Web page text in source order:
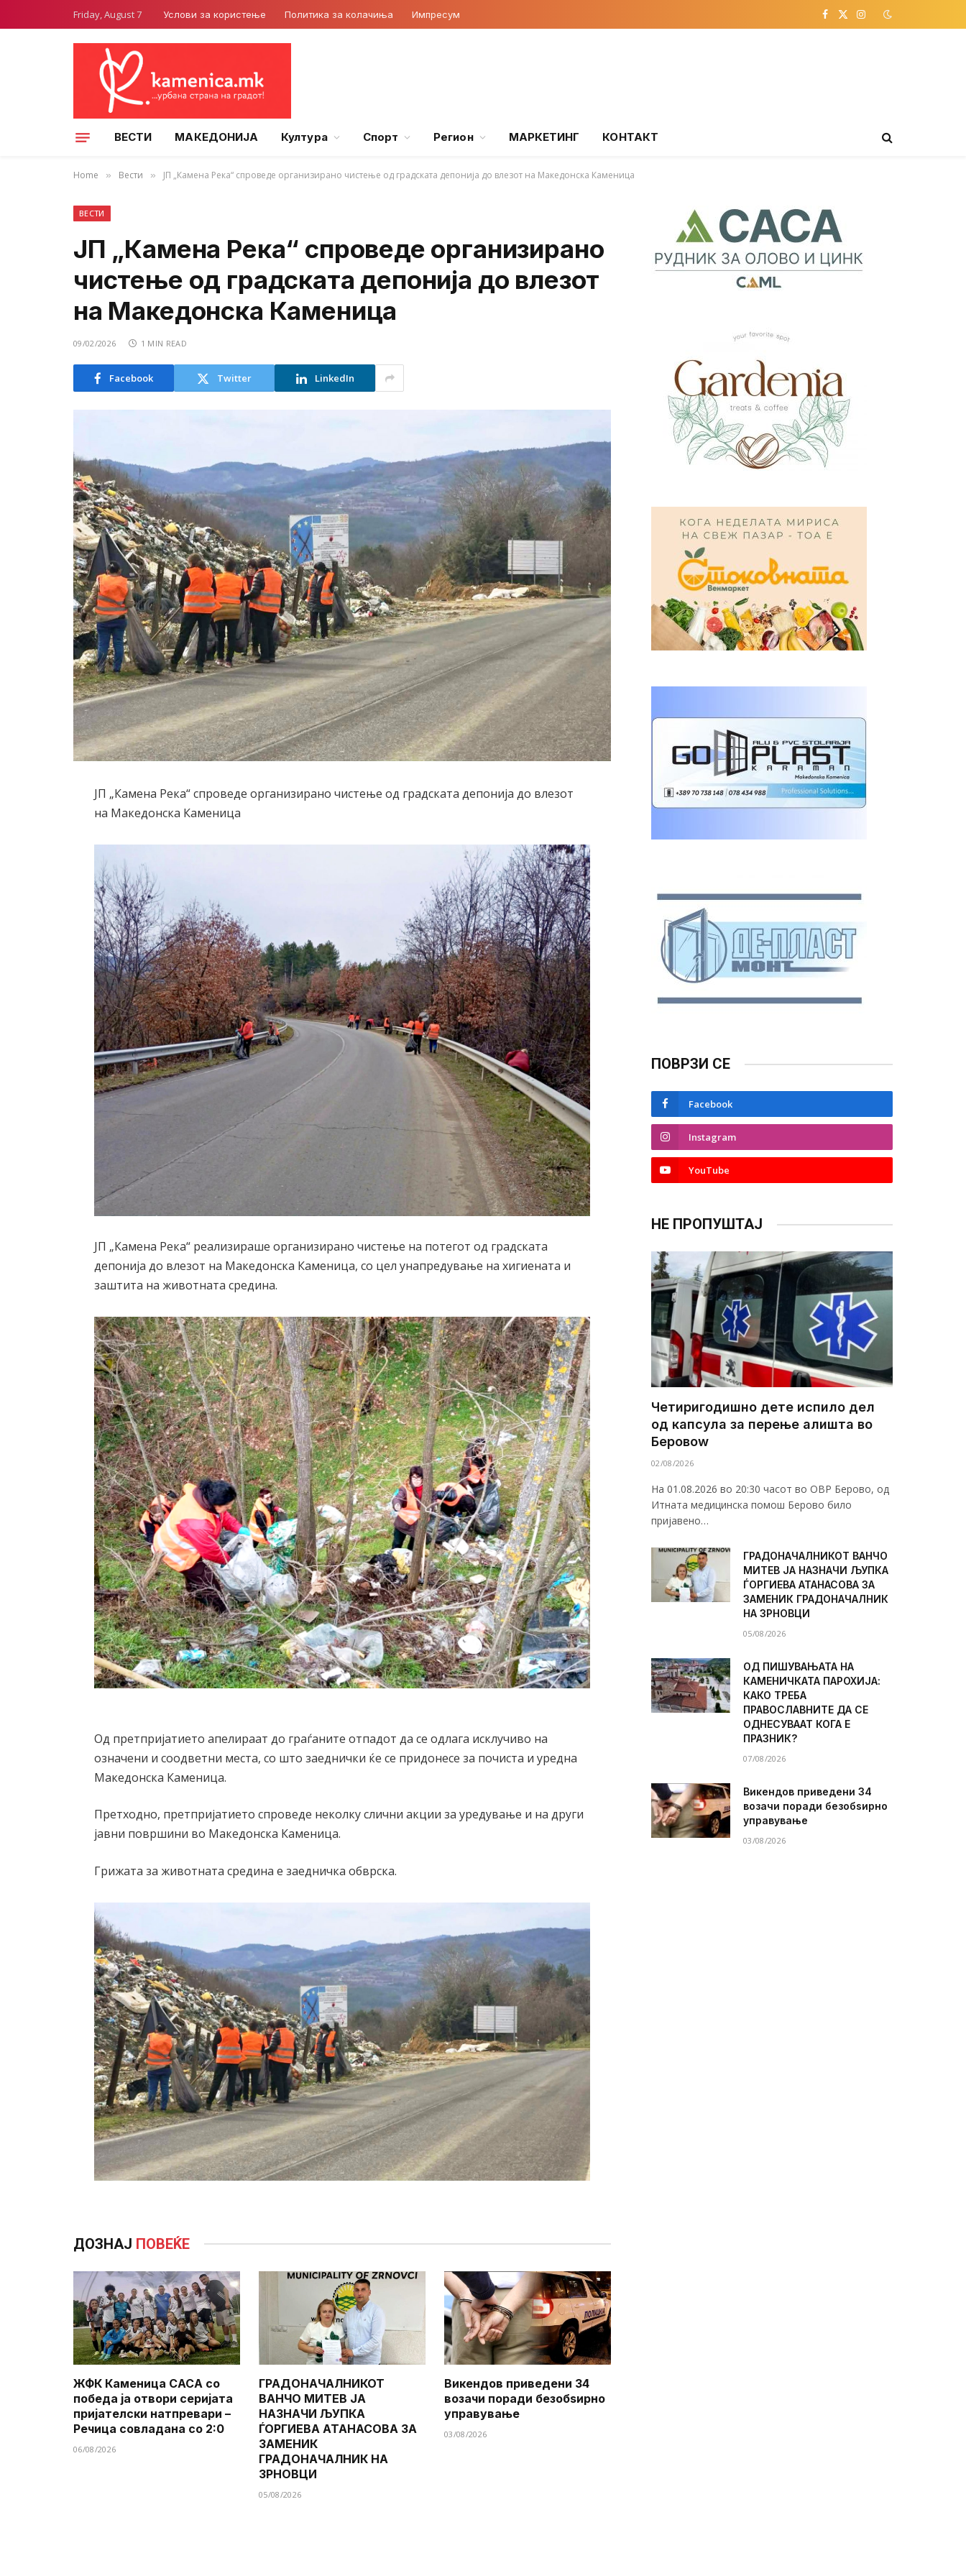
Friday, August 7 Услови за користење Политика за колачиња Импресум Facebook
X
Instagram
ВЕСТИ МАКЕДОНИЈА Култура Спорт Регион МАРКЕТИНГ КОНТАКТ
Home » Вести » ЈП „Камена Река“ спроведе организирано чистење од градската депонија до влезот на Македонска Каменица
ВЕСТИ
ЈП „Камена Река“ спроведе организирано
чистење од градската депонија до влезот
на Македонска Каменица
09/02/2026 1 MIN READ
Facebook Twitter LinkedIn
ЈП „Камена Река“ спроведе организирано чистење од градската депонија до влезот
на Македонска Каменица
ЈП „Камена Река“ реализираше организирано чистење на потегот од градската
депонија до влезот на Македонска Каменица, со цел унапредување на хигиената и
заштита на животната средина.
Од претпријатието апелираат до граѓаните отпадот да се одлага исклучиво на
означени и соодветни места, со што заеднички ќе се придонесе за почиста и уредна
Македонска Каменица.
Претходно, претпријатието спроведе неколку слични акции за уредување и на други
јавни површини во Македонска Каменица.
Грижата за животната средина е заедничка обврска.
ДОЗНАЈ ПОВЕЌЕ
ЖФК Каменица САСА со
победа ја отвори серијата
пријателски натпревари –
Речица совладана со 2:0
06/08/2026
ГРАДОНАЧАЛНИКОТ
ВАНЧО МИТЕВ ЈА
НАЗНАЧИ ЉУПКА
ЃОРГИЕВА АТАНАСОВА ЗА
ЗАМЕНИК
ГРАДОНАЧАЛНИК НА
ЗРНОВЦИ
05/08/2026
Викендов приведени 34
возачи поради безобѕирно
управување
03/08/2026
ПОВРЗИ СЕ
Facebook
Instagram
YouTube
НЕ ПРОПУШТАЈ
Четиригодишно дете испило дел
од капсула за перење алишта во
Беровоw
02/08/2026
На 01.08.2026 во 20:30 часот во ОВР Берово, од
Итната медицинска помош Берово било
пријавено…
ГРАДОНАЧАЛНИКОТ ВАНЧО
МИТЕВ ЈА НАЗНАЧИ ЉУПКА
ЃОРГИЕВА АТАНАСОВА ЗА
ЗАМЕНИК ГРАДОНАЧАЛНИК
НА ЗРНОВЦИ
05/08/2026
ОД ПИШУВАЊАТА НА
КАМЕНИЧКАТА ПАРОХИЈА:
КАКО ТРЕБА
ПРАВОСЛАВНИТЕ ДА СЕ
ОДНЕСУВААТ КОГА Е
ПРАЗНИК?
07/08/2026
Викендов приведени 34
возачи поради безобѕирно
управување
03/08/2026